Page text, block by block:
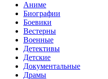
Аниме
Биографии
Боевики
Вестерны
Военные
Детективы
Детские
Документальные
Драмы